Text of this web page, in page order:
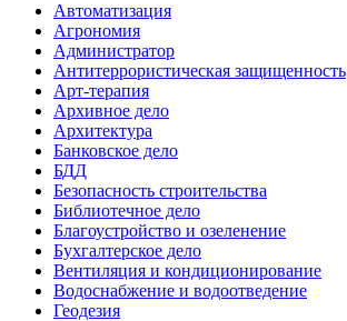
Автоматизация
Агрономия
Администратор
Антитеррористическая защищенность
Арт-терапия
Архивное дело
Архитектура
Банковское дело
БДД
Безопасность строительства
Библиотечное дело
Благоустройство и озеленение
Бухгалтерское дело
Вентиляция и кондиционирование
Водоснабжение и водоотведение
Геодезия